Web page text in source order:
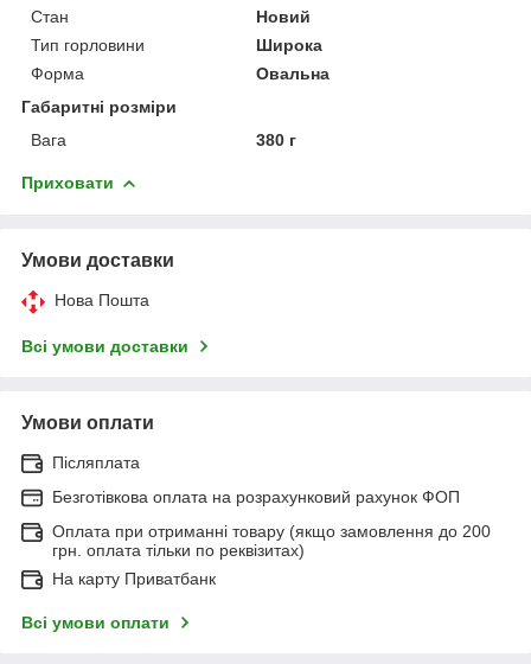
Стан
Новий
Тип горловини
Широка
Форма
Овальна
Габаритні розміри
Вага
380 г
Приховати
Умови доставки
Нова Пошта
Всі умови доставки
Умови оплати
Післяплата
Безготівкова оплата на розрахунковий рахунок ФОП
Оплата при отриманні товару (якщо замовлення до 200
грн. оплата тільки по реквізитах)
На карту Приватбанк
Всі умови оплати